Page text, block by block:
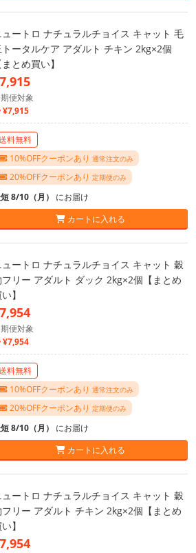
ュートロ ナチュラルチョイス キャット 毛
トータルケア アダルト チキン 2kg×2個
まとめ買い】
便対象
¥7,915
料無料
10%OFFクーポンあり 通常注文のみ
20%OFFクーポンあり 定期便のみ
8/10（月） にお届け
カートに入れる
ュートロ ナチュラルチョイス キャット 穀
リー アダルト ダック 2kg×2個【まとめ
】
便対象
¥7,954
料無料
10%OFFクーポンあり 通常注文のみ
20%OFFクーポンあり 定期便のみ
8/10（月） にお届け
カートに入れる
ュートロ ナチュラルチョイス キャット 穀
リー アダルト チキン 2kg×2個【まとめ
】